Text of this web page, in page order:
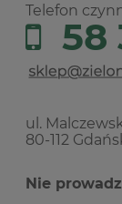
Telefon
58
ul.
80-112
Nie